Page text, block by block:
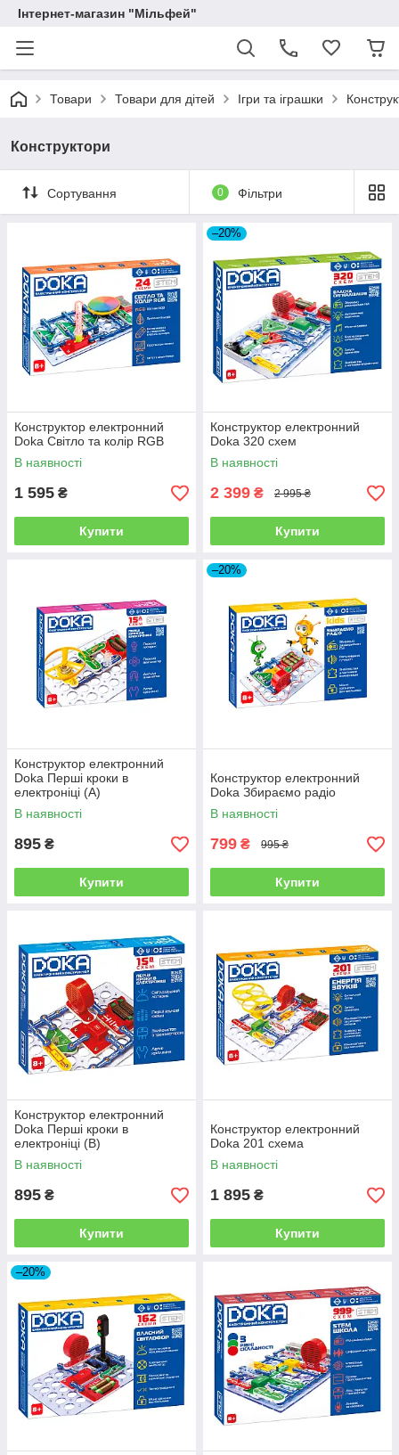
Інтернет-магазин "Мільфей"
Товари Товари для дітей Ігри та іграшки
Конструктори
Сортування 0 Фільтри
Конструктор електронний
Doka Світло та колір RGB
В наявності
1 595 ₴
Купити
–20%
Конструктор електронний
Doka 320 схем
В наявності
2 399 ₴ 2 995 ₴
Купити
Конструктор електронний
Doka Перші кроки в
електроніці (А)
В наявності
895 ₴
Купити
–20%
Конструктор електронний
Doka Збираємо радіо
В наявності
799 ₴ 995 ₴
Купити
Конструктор електронний
Doka Перші кроки в
електроніці (В)
В наявності
895 ₴
Купити
Конструктор електронний
Doka 201 схема
В наявності
1 895 ₴
Купити
–20%